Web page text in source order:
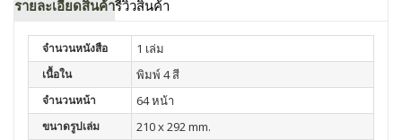
รายละเอียดสินค้ารีวิวสินค้า
จำนวนหนังสือ 1 เล่ม
เนื้อใน พิมพ์ 4 สี
จำนวนหน้า 64 หน้า
ขนาดรูปเล่ม 210 x 292 mm.